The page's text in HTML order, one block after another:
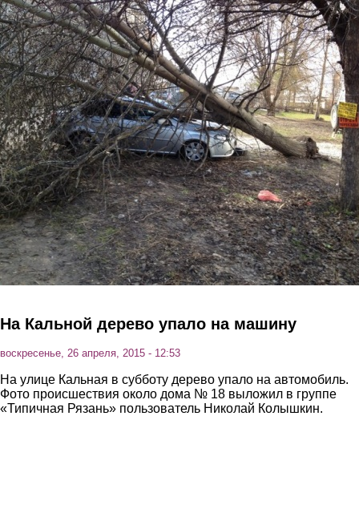
Перейти к основному содержанию
На Кальной дерево упало на машину
воскресенье, 26 апреля, 2015 - 12:53
На улице Кальная в субботу дерево упало на автомобиль.
Фото происшествия около дома № 18 выложил в группе
«Типичная Рязань» пользователь Николай Колышкин.